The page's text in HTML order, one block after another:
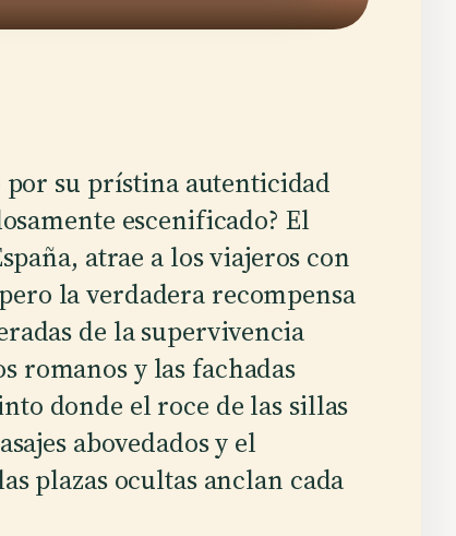
su prístina autenticidad
escenificado? El
atrae a los viajeros con
la verdadera recompensa
de la supervivencia
romanos y las fachadas
donde el roce de las sillas
abovedados y el
plazas ocultas anclan cada